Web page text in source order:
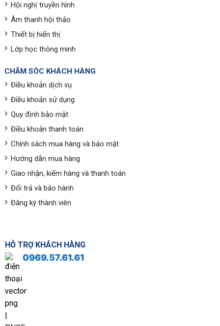
Hội nghị truyền hình
Âm thanh hội thảo
Thiết bị hiển thị
Lớp học thông minh
CHĂM SÓC KHÁCH HÀNG
Điều khoản dịch vụ
Điều khoản sử dụng
Quy định bảo mật
Điều khoản thanh toán
Chính sách mua hàng và bảo mật
Hướng dẫn mua hàng
Giao nhận, kiểm hàng và thanh toán
Đổi trả và bảo hành
Đăng ký thành viên
HỖ TRỢ KHÁCH HÀNG
0969.57.61.61